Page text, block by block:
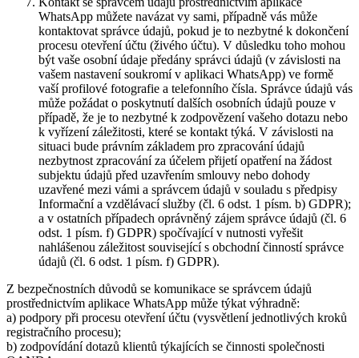
WhatsApp můžete navázat vy sami, případně vás může
kontaktovat správce údajů, pokud je to nezbytné k dokončení
procesu otevření účtu (živého účtu). V důsledku toho mohou
být vaše osobní údaje předány správci údajů (v závislosti na
vašem nastavení soukromí v aplikaci WhatsApp) ve formě
vaší profilové fotografie a telefonního čísla. Správce údajů vás
může požádat o poskytnutí dalších osobních údajů pouze v
případě, že je to nezbytné k zodpovězení vašeho dotazu nebo
k vyřízení záležitosti, které se kontakt týká. V závislosti na
situaci bude právním základem pro zpracování údajů
nezbytnost zpracování za účelem přijetí opatření na žádost
subjektu údajů před uzavřením smlouvy nebo dohody
uzavřené mezi vámi a správcem údajů v souladu s předpisy
Informační a vzdělávací služby (čl. 6 odst. 1 písm. b) GDPR);
a v ostatních případech oprávněný zájem správce údajů (čl. 6
odst. 1 písm. f) GDPR) spočívající v nutnosti vyřešit
nahlášenou záležitost související s obchodní činností správce
údajů (čl. 6 odst. 1 písm. f) GDPR).
Z bezpečnostních důvodů se komunikace se správcem údajů
prostřednictvím aplikace WhatsApp může týkat výhradně:
a) podpory při procesu otevření účtu (vysvětlení jednotlivých kroků
registračního procesu);
b) zodpovídání dotazů klientů týkajících se činnosti společnosti